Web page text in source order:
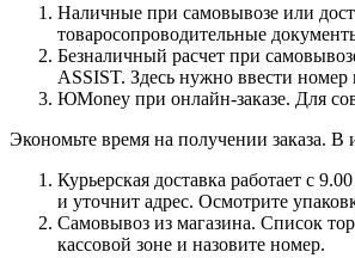
Наличные при самовывозе или
товаросопроводительные
Безналичный расчет при
ASSIST. Здесь нужно ввести номер
ЮMoney при онлайн-заказе. Для
Экономьте время на получении заказа. В
Курьерская доставка работает с
и уточнит адрес. Осмотрите
Самовывоз из магазина. Список
кассовой зоне и назовите номер.